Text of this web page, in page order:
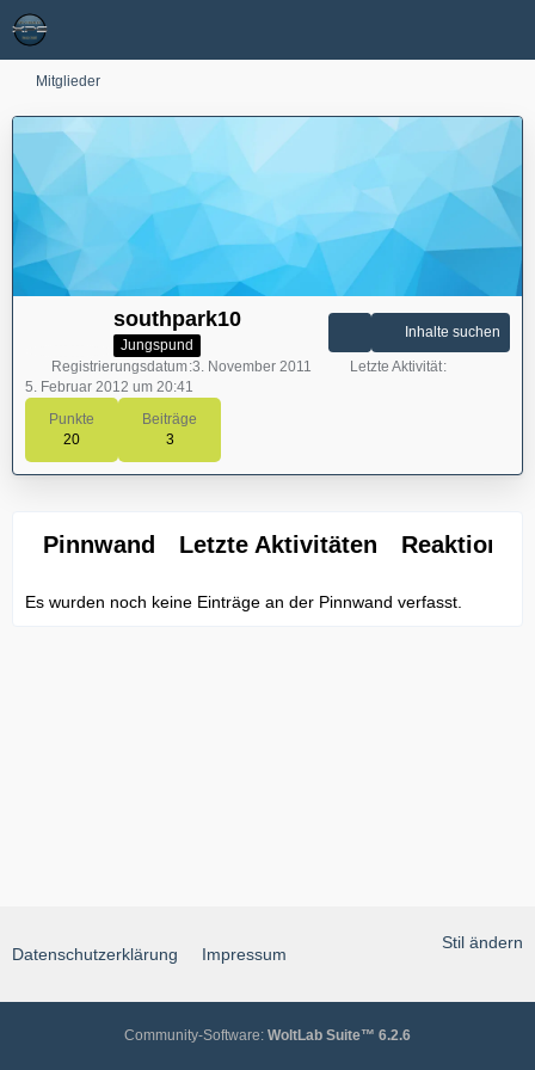
Mitglieder
southpark10
Jungspund
Punkte
20
Beiträge
3
Inhalte suchen
Registrierungsdatum 3. November 2011
Letzte Aktivität
5. Februar 2012 um 20:41
Pinnwand Letzte Aktivitäten Reaktionen
Es wurden noch keine Einträge an der Pinnwand verfasst.
Stil ändern
Datenschutzerklärung Impressum
Community-Software: WoltLab Suite™ 6.2.6